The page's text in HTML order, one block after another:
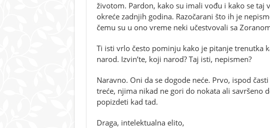
životom. Pardon, kako su imali vođu i kako se taj
okreće zadnjih godina. Razočarani što ih je
čemu su u ono vreme neki učestvovali sa
Ti isti vrlo često pominju kako je pitanje trenutka
narod. Izvin’te, koji narod? Taj isti, nepismen?
Naravno. Oni da se dogode neće. Prvo, ispod
treće, njima nikad ne gori do nokata ali savršeno
popizdeti kad tad.
Draga, intelektualna elito,